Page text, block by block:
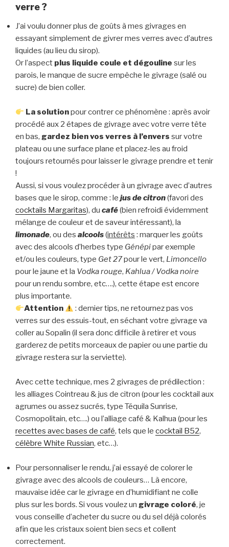
verre ?
J’ai voulu donner plus de goûts à mes givrages en
essayant simplement de givrer mes verres avec d’autres
liquides (au lieu du sirop).
Or l’aspect plus liquide coule et dégouline sur les
parois, le manque de sucre empêche le givrage (salé ou
sucre) de bien coller.
La solutionpour contrer ce phénomène : après avoir
procédé aux 2 étapes de givrage avec votre verre tête
en bas, gardez bien vos verres à l’envers sur votre
plateau ou une surface plane et placez-les au froid
toujours retournés pour laisser le givrage prendre et tenir
!
Aussi, si vous voulez procéder à un givrage avec d’autres
bases que le sirop, comme : le jus de citron(favori des
cocktails Margaritas), du café(bien refroidi évidemment
mélange de couleur et de saveur intéressant), la
limonade, ou des alcools(intérêts : marquer les goûts
avec des alcools d’herbes type Génépipar exemple
et/ou les couleurs, type Get 27pour le vert, Limoncello
pour le jaune et la Vodka rouge, Kahlua / Vodka noire
pour un rendu sombre, etc….), cette étape est encore
plus importante.
Attention
: dernier tips, ne retournez pas vos
verres sur des essuis-tout, en séchant votre givrage va
coller au Sopalin (il sera donc difficile à retirer et vous
garderez de petits morceaux de papier ou une partie du
givrage restera sur la serviette).
Avec cette technique, mes 2 givrages de prédilection :
les alliages Cointreau & jus de citron (pour les cocktail aux
agrumes ou assez sucrés, type Téquila Sunrise,
Cosmopolitain, etc….) ou l’alliage café & Kalhua (pour les
recettes avec bases de café, tels que le cocktail B52,
célèbre White Russian, etc…).
Pour personnaliser le rendu, j’ai essayé de colorer le
givrage avec des alcools de couleurs… Là encore,
mauvaise idée car le givrage en d’humidifiant ne colle
plus sur les bords. Si vous voulez un givrage coloré, je
vous conseille d’acheter du sucre ou du sel déjà colorés
afin que les cristaux soient bien secs et collent
correctement.